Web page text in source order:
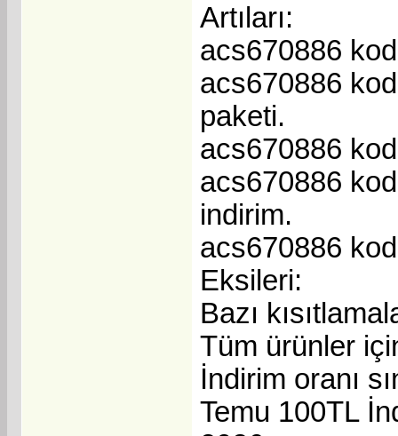
Artıları:
acs670886
acs670886
paketi.
acs670886
acs670886
indirim.
acs670886
Eksileri:
Bazı
Tüm ürünler
İndirim oranı
Temu 100TL